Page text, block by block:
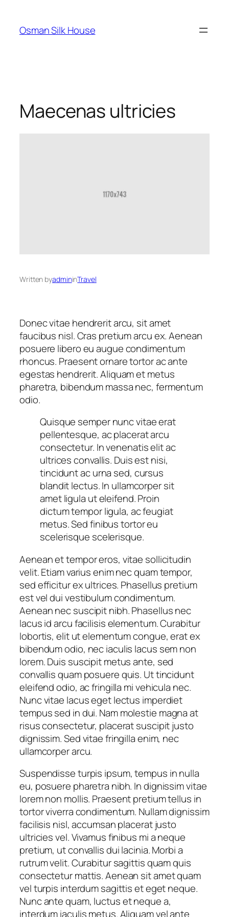
content
Osman Silk House
Maecenas ultricies
Written byadmininTravel
Donec vitae hendrerit arcu, sit amet
faucibus nisl. Cras pretium arcu ex. Aenean
posuere libero eu augue condimentum
rhoncus. Praesent ornare tortor ac ante
egestas hendrerit. Aliquam et metus
pharetra, bibendum massa nec, fermentum
odio.
Quisque semper nunc vitae erat
pellentesque, ac placerat arcu
consectetur. In venenatis elit ac
ultrices convallis. Duis est nisi,
tincidunt ac urna sed, cursus
blandit lectus. In ullamcorper sit
amet ligula ut eleifend. Proin
dictum tempor ligula, ac feugiat
metus. Sed finibus tortor eu
scelerisque scelerisque.
Aenean et tempor eros, vitae sollicitudin
velit. Etiam varius enim nec quam tempor,
sed efficitur ex ultrices. Phasellus pretium
est vel dui vestibulum condimentum.
Aenean nec suscipit nibh. Phasellus nec
lacus id arcu facilisis elementum. Curabitur
lobortis, elit ut elementum congue, erat ex
bibendum odio, nec iaculis lacus sem non
lorem. Duis suscipit metus ante, sed
convallis quam posuere quis. Ut tincidunt
eleifend odio, ac fringilla mi vehicula nec.
Nunc vitae lacus eget lectus imperdiet
tempus sed in dui. Nam molestie magna at
risus consectetur, placerat suscipit justo
dignissim. Sed vitae fringilla enim, nec
ullamcorper arcu.
Suspendisse turpis ipsum, tempus in nulla
eu, posuere pharetra nibh. In dignissim vitae
lorem non mollis. Praesent pretium tellus in
tortor viverra condimentum. Nullam dignissim
facilisis nisl, accumsan placerat justo
ultricies vel. Vivamus finibus mi a neque
pretium, ut convallis dui lacinia. Morbi a
rutrum velit. Curabitur sagittis quam quis
consectetur mattis. Aenean sit amet quam
vel turpis interdum sagittis et eget neque.
Nunc ante quam, luctus et neque a,
interdum iaculis metus. Aliquam vel ante